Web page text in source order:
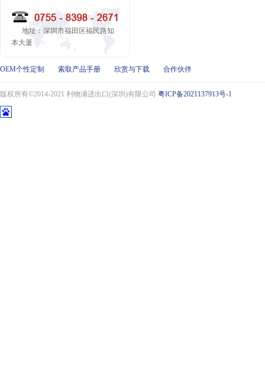
地址：深圳市福田区福民路知
本大厦
OEM个性定制 索取产品手册 欣赏与下载 合作伙伴
版权所有©2014-2021 利物浦进出口(深圳)有限公司 粤ICP备2021137913号-1